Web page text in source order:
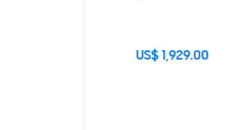
US$ 1,929.00